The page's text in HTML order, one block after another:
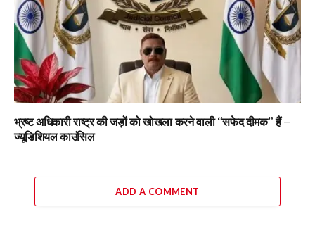
भ्रष्ट अधिकारी राष्ट्र की जड़ों को खोखला करने वाली “सफेद दीमक” हैं –
ज्यूडिशियल काउंसिल
ADD A COMMENT